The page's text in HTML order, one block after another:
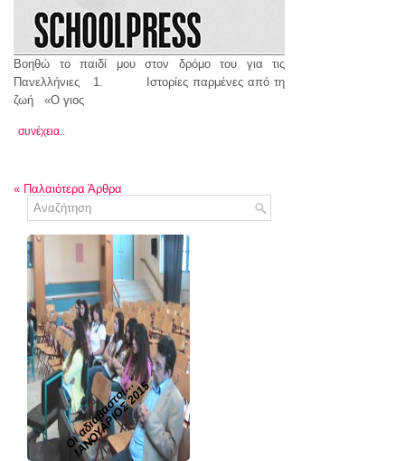
Βοηθώ το παιδί μου στον δρόμο του για τις
Πανελλήνιες 1. Ιστορίες παρμένες από τη
ζωή «Ο γιος
συνέχεια..
« Παλαιότερα Άρθρα
Οι αδιάβαστοι...
ΙΑΝΟΥΑΡΙΟΣ 2015